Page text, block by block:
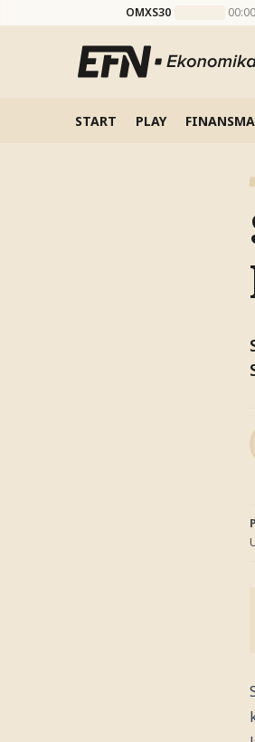
OMXS30
START PLAY